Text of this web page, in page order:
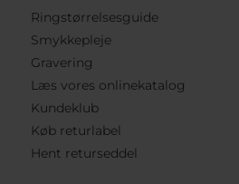
Ringstørrelsesguide
Smykkepleje
Gravering
Læs vores onlinekatalog
Kundeklub
Køb returlabel
Hent returseddel